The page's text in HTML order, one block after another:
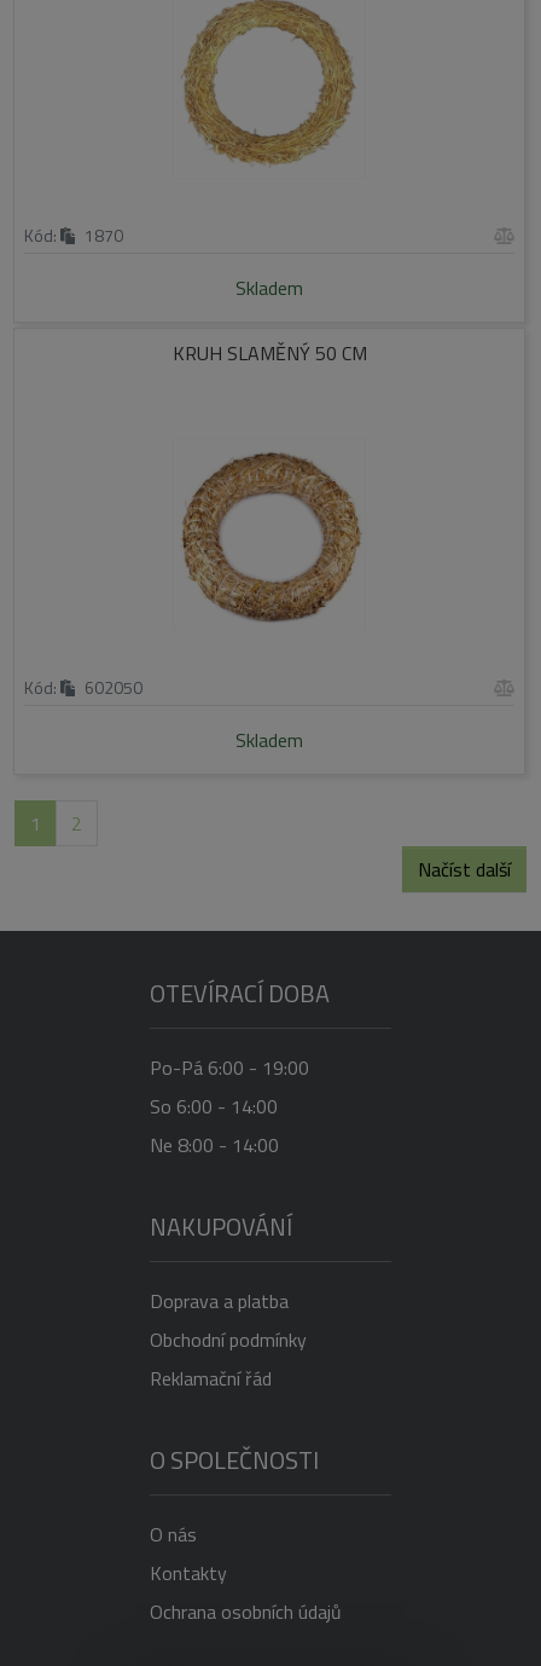
Kód: 1870
Skladem
KRUH SLAMĚNÝ 50 CM
Kód: 602050
Skladem
1
2
Načíst další
OTEVÍRACÍ DOBA
Po-Pá 6:00 - 19:00
So 6:00 - 14:00
Ne 8:00 - 14:00
NAKUPOVÁNÍ
Doprava a platba
Obchodní podmínky
Reklamační řád
O SPOLEČNOSTI
O nás
Kontakty
Ochrana osobních údajů